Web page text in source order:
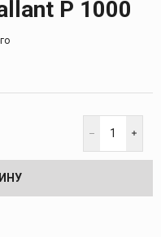
P 1000